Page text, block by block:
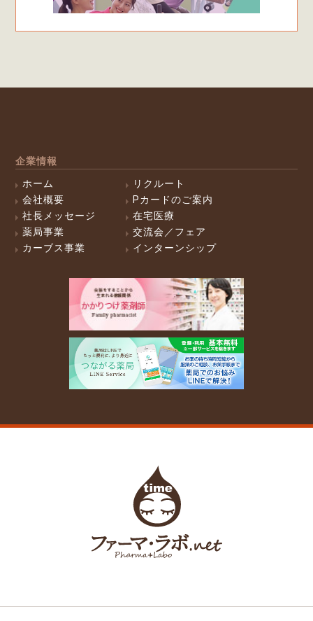
企業情報
ホーム
会社概要
社長メッセージ
薬局事業
カーブス事業
リクルート
Pカードのご案内
在宅医療
交流会／フェア
インターンシップ